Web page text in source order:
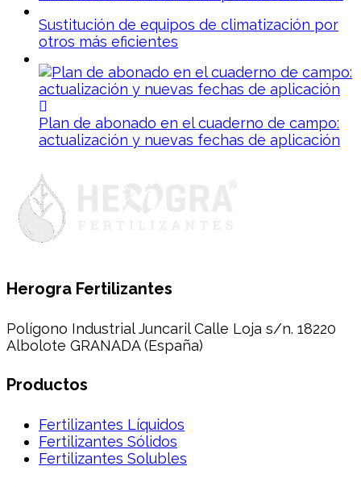
Sustitución de equipos de climatización por
otros más eficientes
Plan de abonado en el cuaderno de campo:
actualización y nuevas fechas de aplicación
Herogra Fertilizantes
Polígono Industrial Juncaril Calle Loja s/n. 18220
Albolote GRANADA (España)
Productos
Fertilizantes Líquidos
Fertilizantes Sólidos
Fertilizantes Solubles